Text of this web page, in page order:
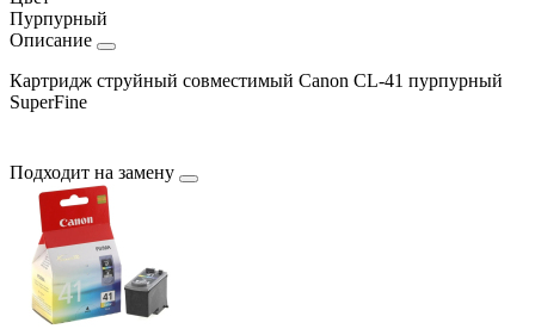
Пурпурный
Описание
Картридж струйный совместимый Canon CL-41 пурпурный
SuperFine
Подходит на замену